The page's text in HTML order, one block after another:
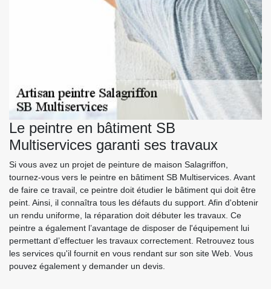
Le peintre en bâtiment SB
Multiservices garanti ses travaux
Si vous avez un projet de peinture de maison Salagriffon,
tournez-vous vers le peintre en bâtiment SB Multiservices. Avant
de faire ce travail, ce peintre doit étudier le bâtiment qui doit être
peint. Ainsi, il connaîtra tous les défauts du support. Afin d'obtenir
un rendu uniforme, la réparation doit débuter les travaux. Ce
peintre a également l’avantage de disposer de l'équipement lui
permettant d’effectuer les travaux correctement. Retrouvez tous
les services qu'il fournit en vous rendant sur son site Web. Vous
pouvez également y demander un devis.